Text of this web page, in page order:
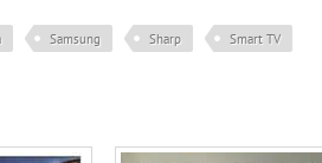
Samsung Sharp Smart TV